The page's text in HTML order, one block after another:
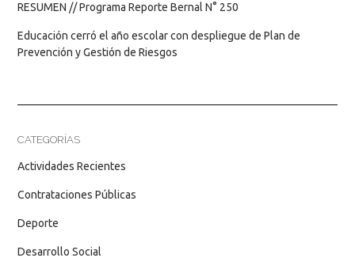
RESUMEN // Programa Reporte Bernal N° 250
Educación cerró el año escolar con despliegue de Plan de
Prevención y Gestión de Riesgos
CATEGORÍAS
Actividades Recientes
Contrataciones Públicas
Deporte
Desarrollo Social